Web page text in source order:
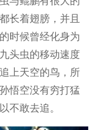
长着翅膀，并且
时候曾经化身为
头虫的移动速度
上天空的鸟，所
悟空没有穷打猛
不敢去追。